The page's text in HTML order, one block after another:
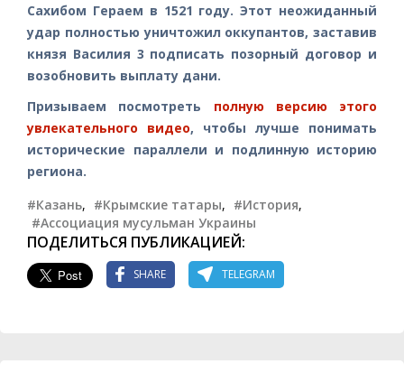
Сахибом Гераем в 1521 году. Этот неожиданный
удар полностью уничтожил оккупантов, заставив
князя Василия 3 подписать позорный договор и
возобновить выплату дани.
Призываем посмотреть полную версию этого
увлекательного видео, чтобы лучше понимать
исторические параллели и подлинную историю
региона.
#Казань, #Крымские татары, #История,
#Ассоциация мусульман Украины
ПОДЕЛИТЬСЯ ПУБЛИКАЦИЕЙ:
SHARE TELEGRAM